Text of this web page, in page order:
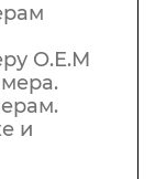
О.Е.М
и